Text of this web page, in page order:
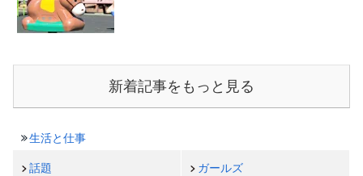
新着記事をもっと見る
生活と仕事
話題 ガールズ